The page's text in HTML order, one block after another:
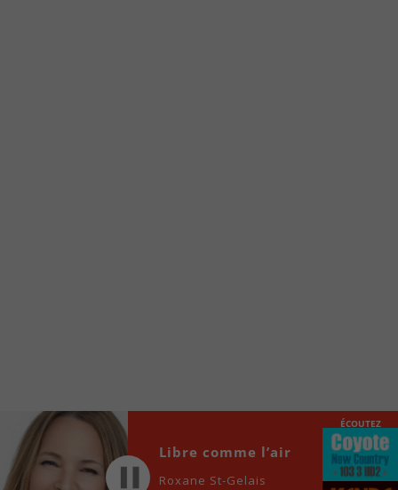
locale vous sont maintenant accessibles en un clic!
Audio
Player
00:00
Libre comme l’air
Roxane St-Gelais
ÉCOUTEZ